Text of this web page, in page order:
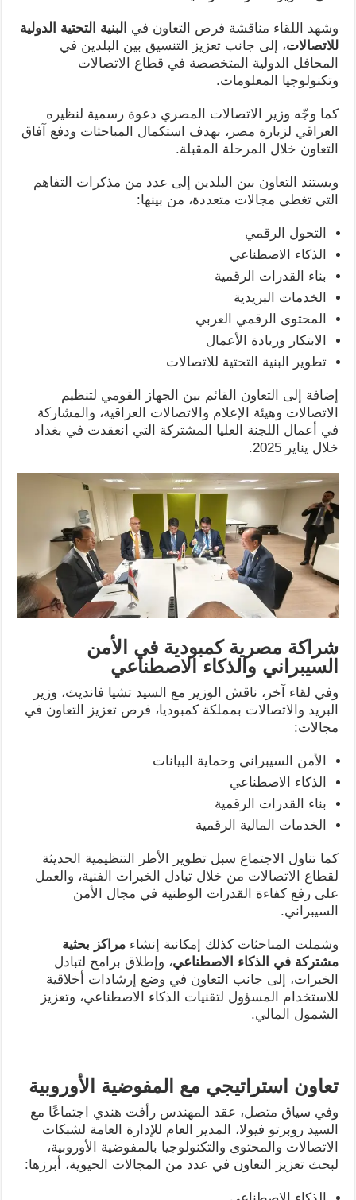
وشهد اللقاء مناقشة فرص التعاون في البنية التحتية الدولية
للاتصالات، إلى جانب تعزيز التنسيق بين البلدين في
المحافل الدولية المتخصصة في قطاع الاتصالات
وتكنولوجيا المعلومات.
كما وجّه وزير الاتصالات المصري دعوة رسمية لنظيره
العراقي لزيارة مصر، بهدف استكمال المباحثات ودفع آفاق
التعاون خلال المرحلة المقبلة.
ويستند التعاون بين البلدين إلى عدد من مذكرات التفاهم
التي تغطي مجالات متعددة، من بينها:
التحول الرقمي
الذكاء الاصطناعي
بناء القدرات الرقمية
الخدمات البريدية
المحتوى الرقمي العربي
الابتكار وريادة الأعمال
تطوير البنية التحتية للاتصالات
إضافة إلى التعاون القائم بين الجهاز القومي لتنظيم
الاتصالات وهيئة الإعلام والاتصالات العراقية، والمشاركة
في أعمال اللجنة العليا المشتركة التي انعقدت في بغداد
خلال يناير 2025.
شراكة مصرية كمبودية في الأمن
السيبراني والذكاء الاصطناعي
وفي لقاء آخر، ناقش الوزير مع السيد تشيا فانديث، وزير
البريد والاتصالات بمملكة كمبوديا، فرص تعزيز التعاون في
مجالات:
الأمن السيبراني وحماية البيانات
الذكاء الاصطناعي
بناء القدرات الرقمية
الخدمات المالية الرقمية
كما تناول الاجتماع سبل تطوير الأطر التنظيمية الحديثة
لقطاع الاتصالات من خلال تبادل الخبرات الفنية، والعمل
على رفع كفاءة القدرات الوطنية في مجال الأمن
السيبراني.
وشملت المباحثات كذلك إمكانية إنشاء مراكز بحثية
مشتركة في الذكاء الاصطناعي، وإطلاق برامج لتبادل
الخبرات، إلى جانب التعاون في وضع إرشادات أخلاقية
للاستخدام المسؤول لتقنيات الذكاء الاصطناعي، وتعزيز
الشمول المالي.
تعاون استراتيجي مع المفوضية الأوروبية
وفي سياق متصل، عقد المهندس رأفت هندي اجتماعًا مع
السيد روبرتو فيولا، المدير العام للإدارة العامة لشبكات
الاتصالات والمحتوى والتكنولوجيا بالمفوضية الأوروبية،
لبحث تعزيز التعاون في عدد من المجالات الحيوية، أبرزها: